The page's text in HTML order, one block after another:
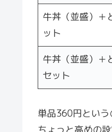
牛丼（並盛）＋
ット
牛丼（並盛）＋
セット
単品360円とい